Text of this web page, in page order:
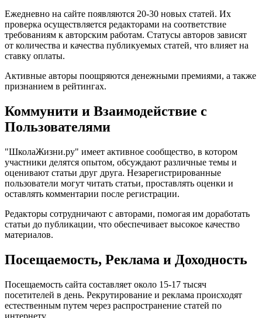
Ежедневно на сайте появляются 20-30 новых статей. Их
проверка осуществляется редакторами на соответствие
требованиям к авторским работам. Статусы авторов зависят
от количества и качества публикуемых статей, что влияет на
ставку оплаты.
Активные авторы поощряются денежными премиями, а также
признанием в рейтингах.
Коммунити и Взаимодействие с
Пользователями
"ШколаЖизни.ру" имеет активное сообщество, в котором
участники делятся опытом, обсуждают различные темы и
оценивают статьи друг друга. Незарегистрированные
пользователи могут читать статьи, проставлять оценки и
оставлять комментарии после регистрации.
Редакторы сотрудничают с авторами, помогая им доработать
статьи до публикации, что обеспечивает высокое качество
материалов.
Посещаемость, Реклама и Доходность
Посещаемость сайта составляет около 15-17 тысяч
посетителей в день. Рекрутирование и реклама происходят
естественным путем через распространение статей по
интернету.